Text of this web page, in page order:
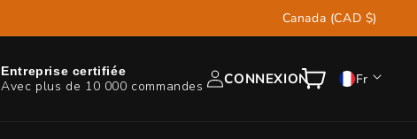
P
a
y
Canada (CAD $)
Entreprise certifiée
Avec plus de 10 000 commandes CONNEXION
ConnexionPanier
L
Fr